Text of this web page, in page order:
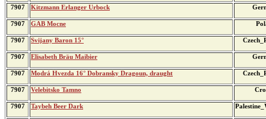
7907 Kitzmann Erlanger Urbock
7907 GAB Mocne
7907 Svijany Baron 15°
7907 Elisabeth Bräu Maibier
7907 Modrá Hvezda 16° Dobransky Dragoun, draught
7907 Velebitsko Tamno
7907 Taybeh Beer Dark